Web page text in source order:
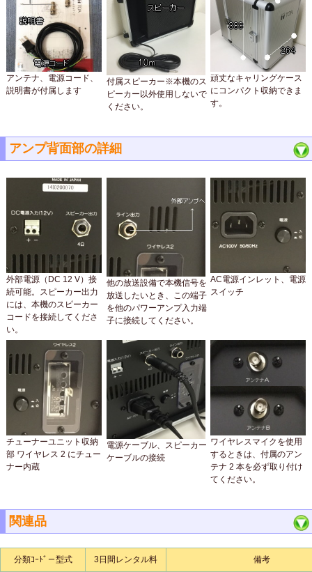
アンテナ、電源コード、
説明書が付属します
付属スピーカー※本機のス
ピーカー以外使用しないで
ください。
頑丈なキャリングケース
にコンパクト収納できま
す。
アンプ背面部の詳細
外部電源（DC 12 V）接
続可能。スピーカー出力
には、本機のスピーカー
コードを接続してくださ
い。
他の放送設備で本機信号を
放送したいとき、この端子
を他のパワーアンプ入力端
子に接続してください。
AC電源インレット、電源
スイッチ
チューナーユニット収納
部 ワイヤレス 2 にチュー
ナー内蔵
電源ケーブル、スピーカー
ケーブルの接続
ワイヤレスマイクを使用
するときは、付属のアン
テナ 2 本を必ず取り付け
てください。
関連品
分類ｺｰﾄﾞ－型式 3日間レンタル料 備考